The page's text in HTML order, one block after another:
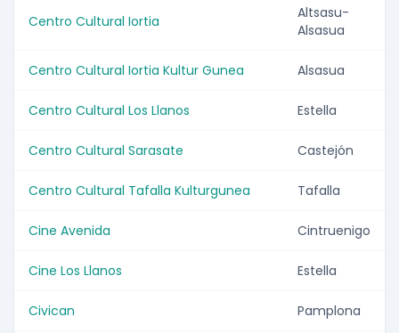
Centro Cultural Iortia
Altsasu-
Alsasua
Centro Cultural Iortia Kultur Gunea Alsasua
Centro Cultural Los Llanos Estella
Centro Cultural Sarasate Castejón
Centro Cultural Tafalla Kulturgunea Tafalla
Cine Avenida Cintruenigo
Cine Los Llanos Estella
Civican Pamplona